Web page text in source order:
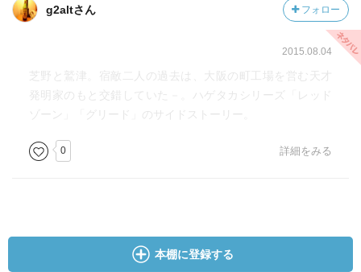
g2altさん フォロー
2015.08.04
芝野と鷲津。宿敵二人の過去は、大阪の町工場を営む天才
発明家のもと交錯していた－。ハゲタカシリーズ「レッド
ゾーン」「グリード」のサイドストーリー。
0 詳細をみる
本棚に登録する